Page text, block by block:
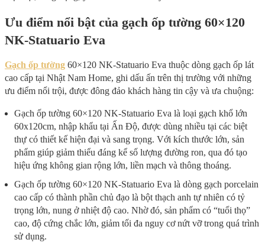
Ưu điểm nổi bật của gạch ốp tường 60×120
NK-Statuario Eva
Gạch ốp tường 60×120 NK-Statuario Eva thuộc dòng gạch ốp lát
cao cấp tại Nhật Nam Home, ghi dấu ấn trên thị trường với những
ưu điểm nổi trội, được đông đảo khách hàng tin cậy và ưa chuộng:
Gạch ốp tường 60×120 NK-Statuario Eva là loại gạch khổ lớn
60x120cm, nhập khẩu tại Ấn Độ, được dùng nhiều tại các biệt
thự có thiết kế hiện đại và sang trọng. Với kích thước lớn, sản
phẩm giúp giảm thiểu đáng kể số lượng đường ron, qua đó tạo
hiệu ứng không gian rộng lớn, liền mạch và thông thoáng.
Gạch ốp tường 60×120 NK-Statuario Eva là dòng gạch porcelain
cao cấp có thành phần chủ đạo là bột thạch anh tự nhiên có tỷ
trọng lớn, nung ở nhiệt độ cao. Nhờ đó, sản phẩm có “tuổi thọ”
cao, độ cứng chắc lớn, giảm tối đa nguy cơ nứt vỡ trong quá trình
sử dụng.